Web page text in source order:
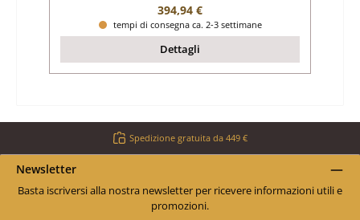
Prezzo normale:
394,94 €
tempi di consegna ca. 2-3 settimane
Dettagli
Spedizione gratuita da 449 €
Newsletter
Basta iscriversi alla nostra newsletter per ricevere informazioni utili e
promozioni.